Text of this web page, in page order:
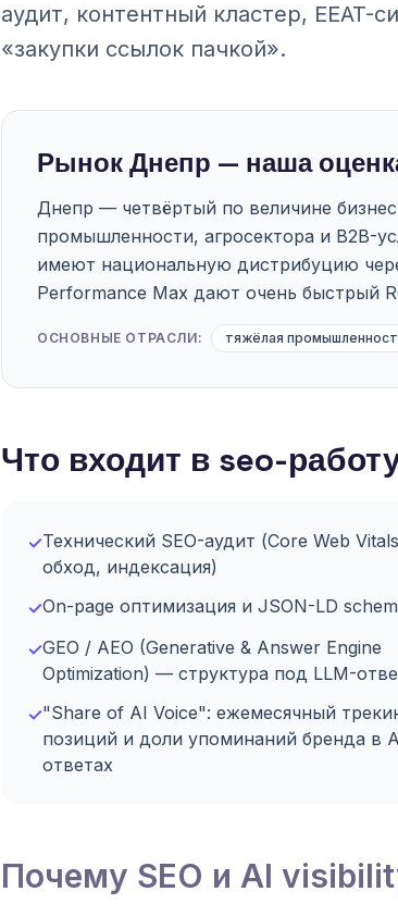
аудит, контентный кластер, EEAT-
«закупки ссылок пачкой».
Рынок Днепр — наша
Днепр — четвёртый по величине
промышленности, агросектора и B2B-
имеют национальную дистрибуцию
Performance Max дают очень быстрый
ОСНОВНЫЕ ОТРАСЛИ: тяжёлая
Что входит в seo-
✓Технический SEO-аудит (Core Web
обход, индексация)
✓On-page оптимизация и JSON-LD
✓GEO / AEO (Generative & Answer Engine
Optimization) — структура под LLM-
✓"Share of AI Voice": ежемесячный
позиций и доли упоминаний бренда в
ответах
Почему SEO и AI